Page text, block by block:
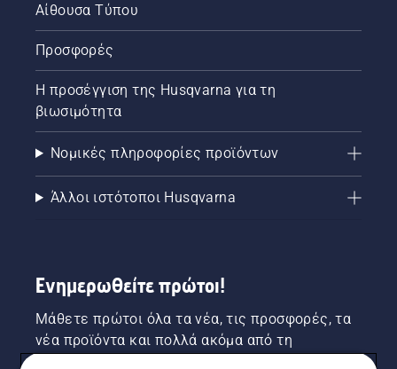
Αίθουσα Τύπου
Προσφορές
Η προσέγγιση της Husqvarna για τη
βιωσιμότητα
Νομικές πληροφορίες προϊόντων
Άλλοι ιστότοποι Husqvarna
Ενημερωθείτε πρώτοι!
Μάθετε πρώτοι όλα τα νέα, τις προσφορές, τα
νέα προϊόντα και πολλά ακόμα από τη